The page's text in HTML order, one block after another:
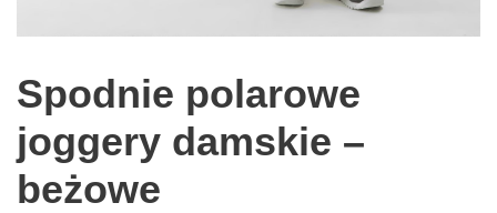
Spodnie polarowe
joggery damskie –
beżowe